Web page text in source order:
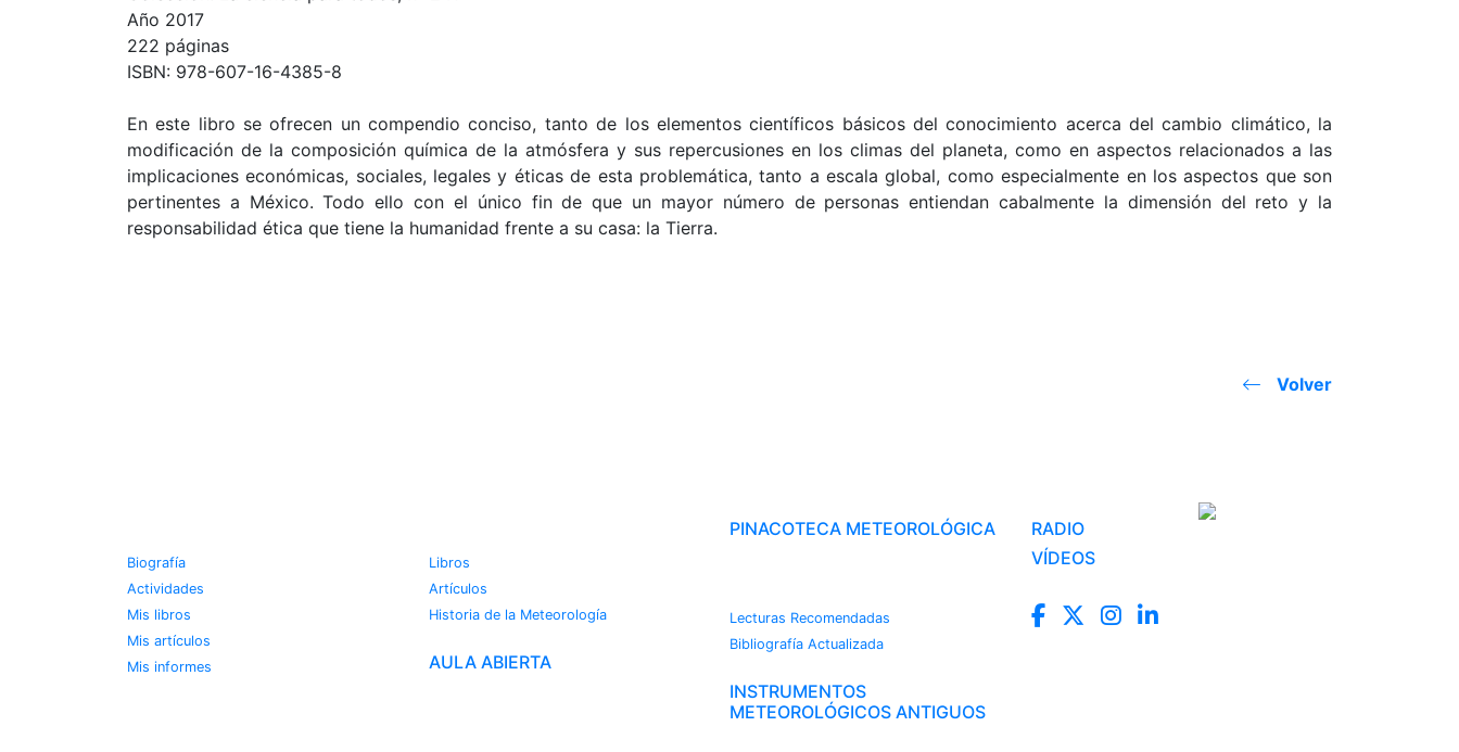
Año 2017
222 páginas
ISBN: 978-607-16-4385-8
En este libro se ofrecen un compendio conciso, tanto de los elementos científicos básicos del conocimiento acerca del cambio climático, la
modificación de la composición química de la atmósfera y sus repercusiones en los climas del planeta, como en aspectos relacionados a las
implicaciones económicas, sociales, legales y éticas de esta problemática, tanto a escala global, como especialmente en los aspectos que son
pertinentes a México. Todo ello con el único fin de que un mayor número de personas entiendan cabalmente la dimensión del reto y la
responsabilidad ética que tiene la humanidad frente a su casa: la Tierra.
Volver
Biografía
Actividades
Mis libros
Mis artículos
Mis informes
Libros
Artículos
Historia de la Meteorología
AULA ABIERTA
PINACOTECA METEOROLÓGICA
Lecturas Recomendadas
Bibliografía Actualizada
INSTRUMENTOS
METEOROLÓGICOS ANTIGUOS
RADIO
VÍDEOS